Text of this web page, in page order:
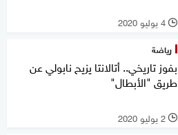
l 4 يوليو 2020
رياضة
بفوز تاريخي.. أتالانتا يزيح نابولي عن
طريق "الأبطال"
l 2 يوليو 2020